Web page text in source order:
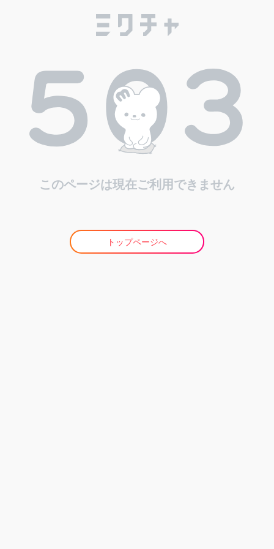
このページは現在ご利用できません